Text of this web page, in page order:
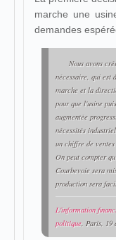
marche une
demandes
Nous avons
nécessaire, qui est
marche et la
pour que l'usine
augmentée
nécessités
un chiffre de
On peut compter
Courbevoie sera
production sera
L'information
politique, Paris, 19